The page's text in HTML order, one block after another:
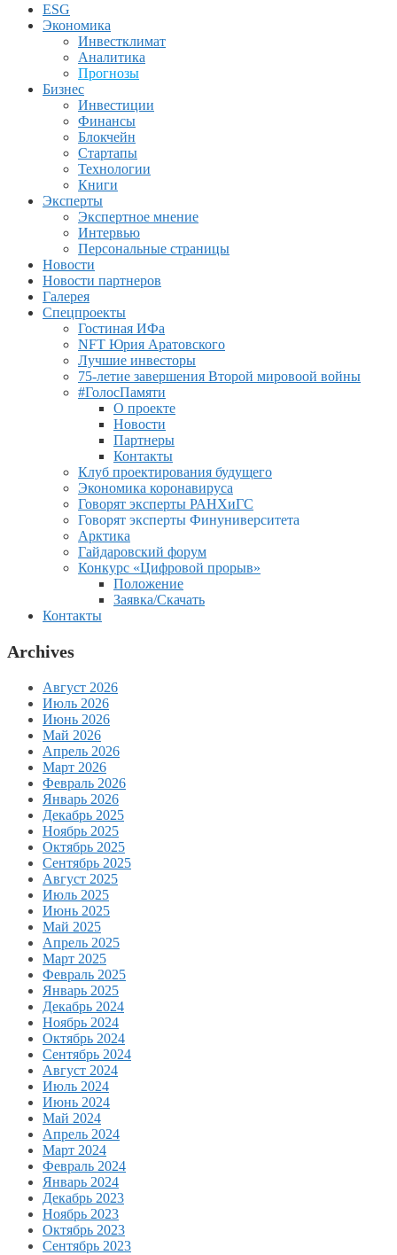
ESG
Экономика
Инвестклимат
Аналитика
Прогнозы
Бизнес
Инвестиции
Финансы
Блокчейн
Стартапы
Технологии
Книги
Эксперты
Экспертное мнение
Интервью
Персональные страницы
Новости
Новости партнеров
Галерея
Спецпроекты
Гостиная ИФа
NFT Юрия Аратовского
Лучшие инвесторы
75-летие завершения Второй мировоой войны
#ГолосПамяти
О проекте
Новости
Партнеры
Контакты
Клуб проектирования будущего
Экономика коронавируса
Говорят эксперты РАНХиГС
Говорят эксперты Финуниверситета
Арктика
Гайдаровский форум
Конкурс «Цифровой прорыв»
Положение
Заявка/Скачать
Контакты
Archives
Август 2026
Июль 2026
Июнь 2026
Май 2026
Апрель 2026
Март 2026
Февраль 2026
Январь 2026
Декабрь 2025
Ноябрь 2025
Октябрь 2025
Сентябрь 2025
Август 2025
Июль 2025
Июнь 2025
Май 2025
Апрель 2025
Март 2025
Февраль 2025
Январь 2025
Декабрь 2024
Ноябрь 2024
Октябрь 2024
Сентябрь 2024
Август 2024
Июль 2024
Июнь 2024
Май 2024
Апрель 2024
Март 2024
Февраль 2024
Январь 2024
Декабрь 2023
Ноябрь 2023
Октябрь 2023
Сентябрь 2023